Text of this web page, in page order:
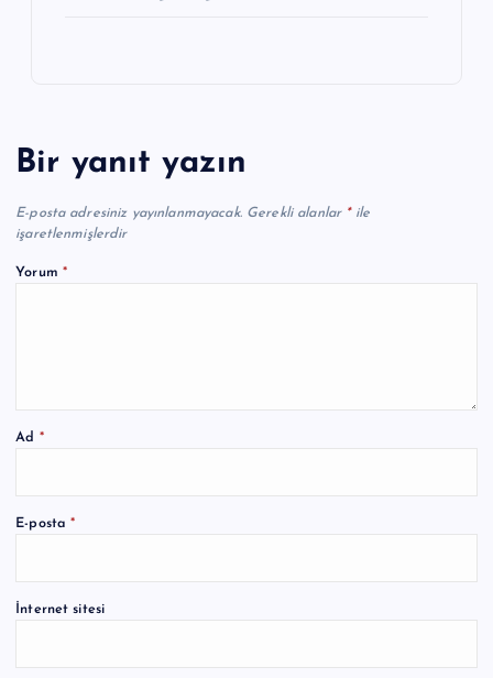
Bir yanıt yazın
E-posta adresiniz yayınlanmayacak. Gerekli alanlar *ile
işaretlenmişlerdir
Yorum *
Ad *
E-posta*
İnternet sitesi
A
e